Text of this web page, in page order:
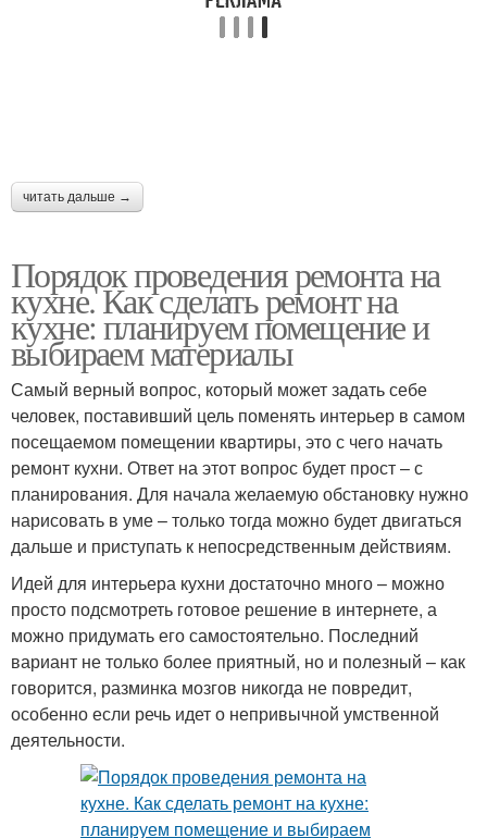
читать дальше →
Порядок проведения ремонта на
кухне. Как сделать ремонт на
кухне: планируем помещение и
выбираем материалы
Самый верный вопрос, который может задать себе
человек, поставивший цель поменять интерьер в самом
посещаемом помещении квартиры, это с чего начать
ремонт кухни. Ответ на этот вопрос будет прост – с
планирования. Для начала желаемую обстановку нужно
нарисовать в уме – только тогда можно будет двигаться
дальше и приступать к непосредственным действиям.
Идей для интерьера кухни достаточно много – можно
просто подсмотреть готовое решение в интернете, а
можно придумать его самостоятельно. Последний
вариант не только более приятный, но и полезный – как
говорится, разминка мозгов никогда не повредит,
особенно если речь идет о непривычной умственной
деятельности.